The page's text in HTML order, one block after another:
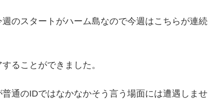
のスタートがハーム島なので今週はこちらが連続
ることができました。
通のIDではなかなかそう言う場面には遭遇しませ